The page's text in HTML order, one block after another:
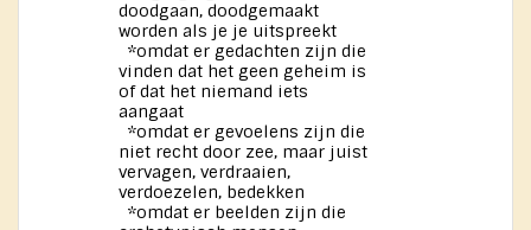
doodgaan, doodgemaakt
worden als je je uitspreekt
*omdat er gedachten zijn die
vinden dat het geen geheim is
of dat het niemand iets
aangaat
*omdat er gevoelens zijn die
niet recht door zee, maar juist
vervagen, verdraaien,
verdoezelen, bedekken
*omdat er beelden zijn die